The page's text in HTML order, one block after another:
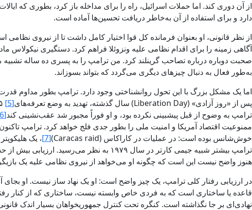
از آن دوری کند. اما حملات اسرائیل، راه را برای مداخله باز کرد، بطوری که
دارد و برای استفاده از آن به‌خاطر دریافت تحسین‌ها آماده است.
از نظر قانونی، او بعنوان فرمانده کل قوا اختیار کامل داشت تا از نیروی
آگاهی زمینه را برای اقدام نظامی علیه ونزوئلا فراهم کرد. دستگیری نیکولاس
صحبت دوباره درباره تصاحب گرینلند کرد. من ترامپ را به پسری ده ‌ساله
به‌طور فعال به دنبال چیزهای دیگری می‌گردد که بتواند بسوزاند.
اما یک مشکل بزرگ با این تحول روانشناختی وجود دارد. ترامپ بطور مداوم
پس از «روز آزادی» (Liberation Day) سال گذشته، تهدید به وضع تعرفه‌های
[5]
ترامپ به وضوح از قبل پیشبینی نکرده بود، و او فوراً مجبور شد عقب‌نشینی کند[6]
ممنوعیت اقتصاد آمریکا و امنیت ملی را بطور جدی فلج خواهد کرد. ترامپ
خوش‌شانس بوده است: در عملیات در کاراکاس (Caracas raid)
[7]
ترامپ بیشتر شبیه جیمی کارتر در سال ۱۹۷۹
هنوز واضح نیست این است که چگونه او می‌خواهد از نیروی نظامی علیه یک
در ارزیابی رفتار کلی ترامپ، یک چیز واضح است: او یک نهاد ساز نیست. او
قاعده یا ساختاری است که به فردی خاص وابسته نیست، ساختاری که از کنار
نهادی‌ای بر جا نگذاشته است. کنگره تحت کنترل جمهوریخواهان بسیار اندک